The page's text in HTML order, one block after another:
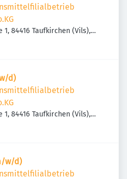
1, 84416 Taufkirchen (Vils),
d)
1, 84416 Taufkirchen (Vils),
w/d)